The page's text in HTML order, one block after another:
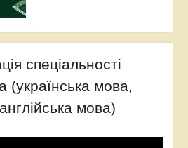
спеціальності
(українська мова,
мова)